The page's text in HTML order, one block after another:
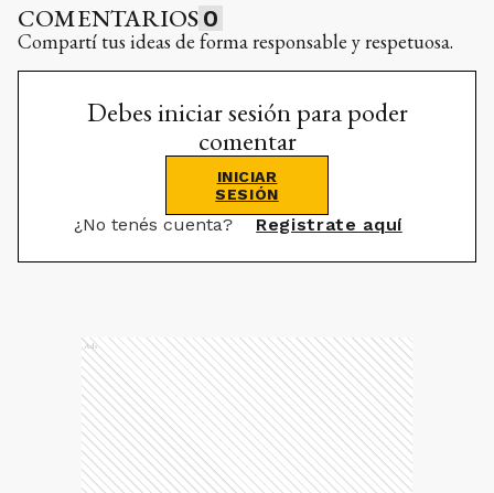
COMENTARIOS 0
Compartí tus ideas de forma responsable y respetuosa.
Debes iniciar sesión para poder
comentar
INICIAR
SESIÓN
¿No tenés cuenta? Registrate aquí
Ads